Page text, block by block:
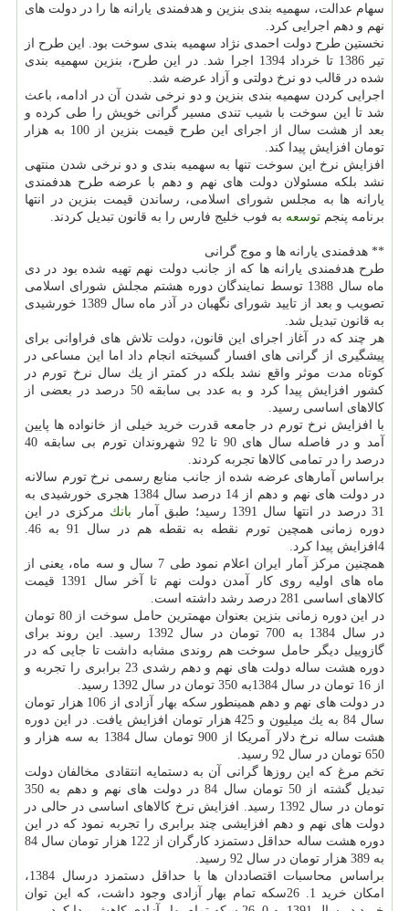
سهام عدالت، سهمیه بندی بنزین و هدفمندی یارانه ها را در دولت های
نهم و دهم اجرایی كرد.
نخستین طرح دولت احمدی نژاد سهمیه بندی سوخت بود. این طرح از
تیر 1386 تا خرداد 1394 اجرا شد. در این طرح، بنزین سهمیه بندی
شده در قالب دو نرخ دولتی و آزاد عرضه شد.
اجرایی كردن سهمیه بندی بنزین و دو نرخی شدن آن در ادامه، باعث
شد تا این سوخت با شیب تندی مسیر گرانی خویش را طی كرده و
بعد از هشت سال از اجرای این طرح قیمت بنزین از 100 به هزار
تومان افزایش پیدا كند.
افزایش نرخ این سوخت تنها به سهمیه بندی و دو نرخی شدن منتهی
نشد بلكه مسئولان دولت های نهم و دهم با عرضه طرح هدفمندی
یارانه ها به مجلس شورای اسلامی، رساندن قیمت بنزین در انتها
برنامه پنجم توسعه به فوب خلیج فارس را به قانون تبدیل كردند.
** هدفمندی یارانه ها و موج گرانی
طرح هدفمندی یارانه ها كه از جانب دولت نهم تهیه شده بود در دی
ماه سال 1388 توسط نمایندگان دوره هشتم مجلش شورای اسلامی
تصویب و بعد از تایید شورای نگهبان در آذر ماه سال 1389 خورشیدی
به قانون تبدیل شد.
هر چند كه در آغاز اجرای این قانون، دولت تلاش های فراوانی برای
پیشگیری از گرانی های افسار گسیخته انجام داد اما این مساعی در
كوتاه مدت موثر واقع نشد بلكه در كمتر از یك سال نرخ تورم در
كشور افزایش پیدا كرد و به عدد بی سابقه 50 درصد در بعضی از
كالاهای اساسی رسید.
با افزایش نرخ تورم در جامعه قدرت خرید خیلی از خانواده ها پایین
آمد و در فاصله سال های 90 تا 92 شهروندان تورم بی سابقه 40
درصد را در تمامی كالاها تجربه كردند.
براساس آمارهای عرضه شده از جانب منابع رسمی نرخ تورم سالانه
در دولت های نهم و دهم از 14 درصد سال 1384 هجری خورشیدی به
31 درصد در انتها سال 1391 رسید؛ طبق آمار
بانك مركزی در این
4افزایش پیدا كرد.
همچنین مركز آمار ایران اعلام نمود طی 7 سال و سه ماه، یعنی از
ماه های اولیه روی كار آمدن دولت نهم تا آخر سال 1391 قیمت
كالاهای اساسی 281 درصد رشد داشته است.
در این دوره زمانی بنزین بعنوان مهمترین حامل سوخت از 80 تومان
در سال 1384 به 700 تومان در سال 1392 رسید. این روند برای
گازوییل دیگر حامل سوخت هم روندی مشابه داشت تا جایی كه در
دوره هشت ساله دولت های نهم و دهم رشدی 23 برابری را تجربه و
از 16 تومان در سال 1384به 350 تومان در سال 1392 رسید.
در دولت های نهم و دهم همینطور سكه بهار آزادی از 106 هزار تومان
سال 84 به یك میلیون و 425 هزار تومان افزایش یافت. در این دوره
هشت ساله نرخ دلار آمریكا از 900 تومان سال 1384 به سه هزار و
650 تومان در سال 92 رسید.
تخم مرغ كه این روزها گرانی آن به دستمایه انتقادی مخالفان دولت
تبدیل گشته از 50 تومان سال 84 در دولت های نهم و دهم به 350
تومان در سال 1392 رسید. افزایش نرخ كالاهای اساسی در حالی در
دولت های نهم و دهم افزایشی چند برابری را تجربه نمود كه در این
دوره هشت ساله حداقل دستمزد كارگران از 122 هزار تومان سال 84
به 389 هزار تومان در سال 92 رسید.
براساس محاسبات اقتصاددان ها با حداقل دستمزد درسال 1384،
امكان خرید 1. 26سكه تمام بهار آزادی وجود داشت، كه این توان